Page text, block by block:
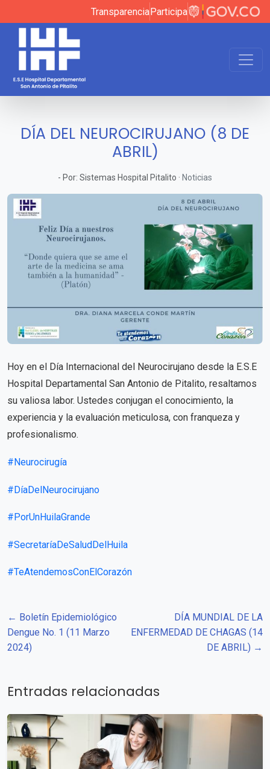
TransparenciaParticipa
DÍA DEL NEUROCIRUJANO (8 DE
ABRIL)
- Por: Sistemas Hospital Pitalito · Noticias
Hoy en el Día Internacional del Neurocirujano desde la E.S.E
Hospital Departamental San Antonio de Pitalito, resaltamos
su valiosa labor. Ustedes conjugan el conocimiento, la
experiencia y la evaluación meticulosa, con franqueza y
profesionalismo.
#Neurocirugía
#DíaDelNeurocirujano
#PorUnHuilaGrande
#SecretaríaDeSaludDelHuila
#TeAtendemosConElCorazón
← Boletín Epidemiológico
Dengue No. 1 (11 Marzo
2024)
DÍA MUNDIAL DE LA
ENFERMEDAD DE CHAGAS (14
DE ABRIL) →
Entradas relacionadas